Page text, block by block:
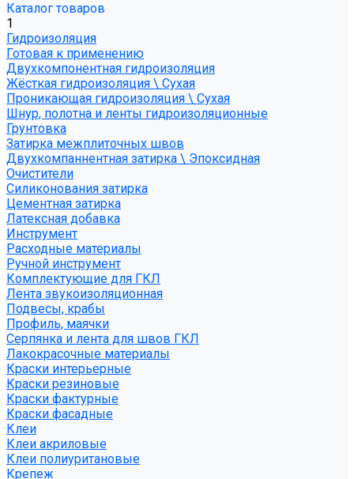
Каталог товаров
1
Гидроизоляция
Готовая к применению
Двухкомпонентная гидроизоляция
Жёсткая гидроизоляция \ Сухая
Проникающая гидроизоляция \ Сухая
Шнур, полотна и ленты гидроизоляционные
Грунтовка
Затирка межплиточных швов
Двухкомпаннентная затирка \ Эпоксидная
Очистители
Силиконования затирка
Цементная затирка
Латексная добавка
Инструмент
Расходные материалы
Ручной инструмент
Комплектующие для ГКЛ
Лента звукоизоляционная
Подвесы, крабы
Профиль, маячки
Серпянка и лента для швов ГКЛ
Лакокрасочные материалы
Краски интерьерные
Краски резиновые
Краски фактурные
Краски фасадные
Клеи
Клеи акриловые
Клеи полиуритановые
Крепеж